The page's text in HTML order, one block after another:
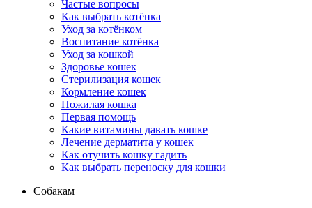
Частые вопросы
Как выбрать котёнка
Уход за котёнком
Воспитание котёнка
Уход за кошкой
Здоровье кошек
Стерилизация кошек
Кормление кошек
Пожилая кошка
Первая помощь
Какие витамины давать кошке
Лечение дерматита у кошек
Как отучить кошку гадить
Как выбрать переноску для кошки
Собакам